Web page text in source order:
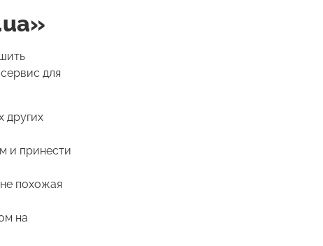
для
других
и принести
похожая
на